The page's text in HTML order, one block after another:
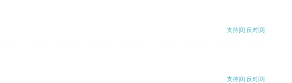
支持[0] 反对[0]
支持[0] 反对[0]